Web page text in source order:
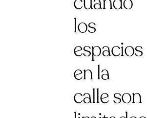
los
espacios
en la
calle son